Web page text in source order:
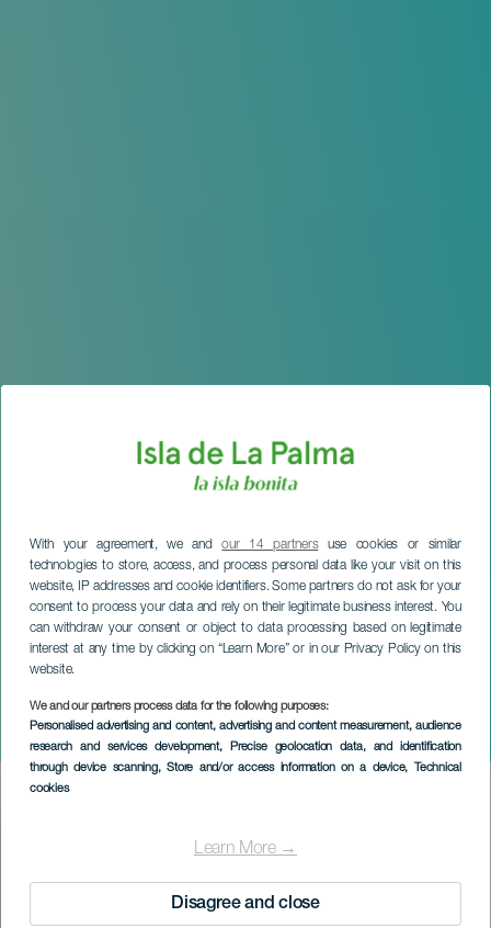
With your agreement, we andour 14 partnersuse cookies or similar
technologies to store, access, and process personal data like your visit on this
website, IP addresses and cookie identifiers. Some partners do not ask for your
consent to process your data and rely on their legitimate business interest. You
can withdraw your consent or object to data processing based on legitimate
interest at any time by clicking on “Learn More” or in our Privacy Policy on this
website.
We and our partners process data for the following purposes:
Personalised advertising and content, advertising and content measurement, audience
research and services development, Precise geolocation data, and identification
through device scanning, Store and/or access information on a device, Technical
cookies
Learn More →
Disagree and close
Carnavals-piñata
LA PALMA
Imagen